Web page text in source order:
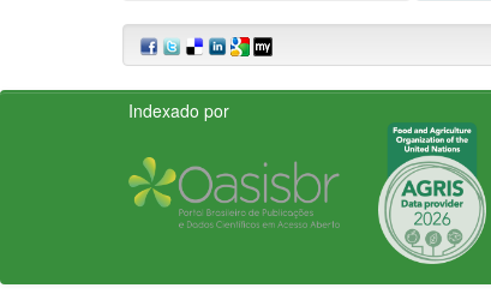
Indexado por